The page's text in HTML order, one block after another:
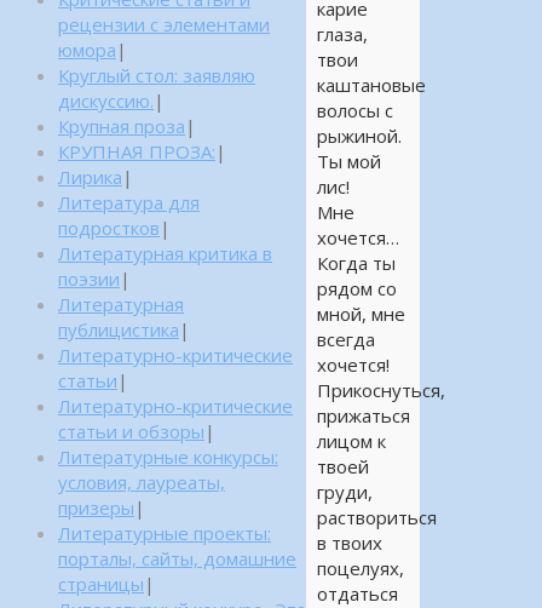
карие
глаза,
твои
каштановые
волосы с
рыжиной.
Ты мой
лис!
Мне
хочется…
Когда ты
рядом со
мной, мне
всегда
хочется!
Прикоснуться,
прижаться
лицом к
твоей
груди,
раствориться
в твоих
поцелуях,
отдаться
рецензии с элементами
юмора |
Круглый стол: заявляю
дискуссию. |
Крупная проза |
КРУПНАЯ ПРОЗА: |
Лирика |
Литература для
подростков |
Литературная критика в
поэзии |
Литературная
публицистика |
Литературно-критические
статьи |
Литературно-критические
статьи и обзоры |
Литературные конкурсы:
условия, лауреаты,
призеры |
Литературные проекты:
порталы, сайты, домашние
страницы |